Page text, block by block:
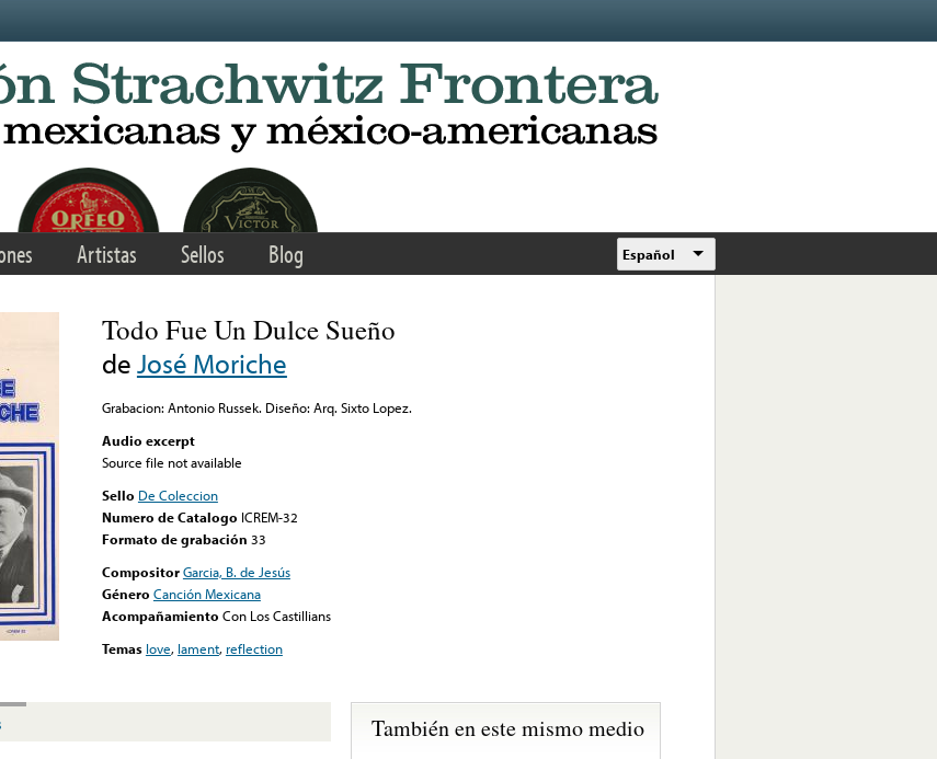
Artistas Sellos Blog Español
Todo Fue Un Dulce Sueño
deJosé Moriche
Grabacion: Antonio Russek. Diseño: Arq. Sixto Lopez.
Audio excerpt
Source file not available
Sello De Coleccion
Numero de Catalogo ICREM-32
Formato de grabación 33
CompositorGarcia, B. de Jesús
Género Canción Mexicana
Acompañamiento Con Los Castillians
Temas love, lament, reflection
También en este mismo medio